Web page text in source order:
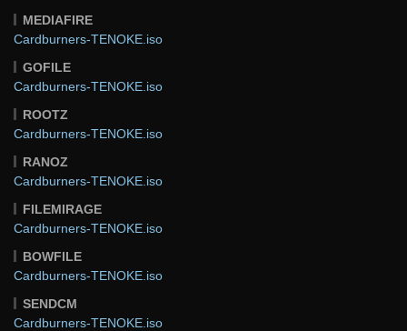
MEDIAFIRE
Cardburners-TENOKE.iso
GOFILE
Cardburners-TENOKE.iso
ROOTZ
Cardburners-TENOKE.iso
RANOZ
Cardburners-TENOKE.iso
FILEMIRAGE
Cardburners-TENOKE.iso
BOWFILE
Cardburners-TENOKE.iso
SENDCM
Cardburners-TENOKE.iso